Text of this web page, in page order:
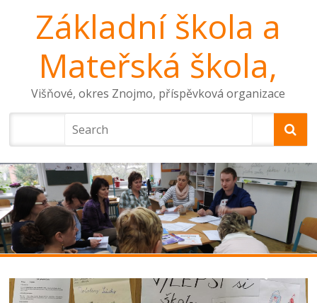
Základní škola a
Mateřská škola,
Višňové, okres Znojmo, příspěvková organizace